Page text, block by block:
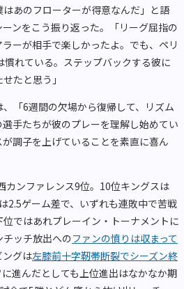
あのフローターが得意なんだ」と語
ンをこう振り返った。「リーグ屈指の
ーが相手で楽しかったよ。でも、ペリ
慣れている。ステップバックする彼に
たと思う」
「6週間の欠場から復帰して、リズム
手たちが彼のプレーを理解し始めてい
調子を上げていることを素直に喜ん
カンファレンス9位。10位キングスは
2.5ゲーム差で、いずれも連敗中で苦戦
ではあれプレーイン・トーナメントに
ッチ放出へのファンの憤りは収まって
ングは左膝前十字靭帯断裂でシーズン終
進んだとしても上位進出はなかなか期